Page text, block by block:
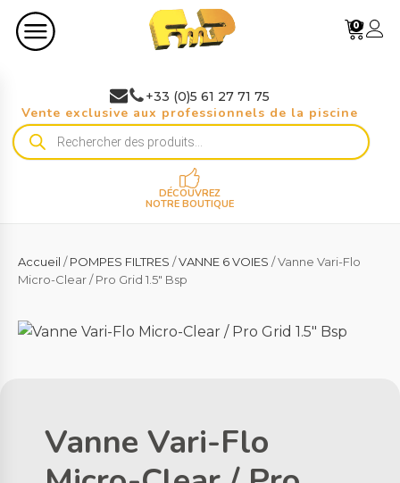
0
+33 (0)5 61 27 71 75
Vente exclusive aux professionnels de la piscine
Recherche
de
DÉCOUVREZ
NOTRE BOUTIQUE
Accueil /POMPES FILTRES /VANNE 6 VOIES / Vanne Vari-Flo
Micro-Clear / Pro Grid 1.5" Bsp
Vanne Vari-Flo